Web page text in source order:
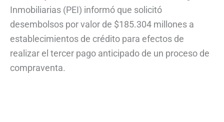
Inmobiliarias (PEI) informó que solicitó
desembolsos por valor de $185.304 millones a
establecimientos de crédito para efectos de
realizar el tercer pago anticipado de un proceso de
compraventa.